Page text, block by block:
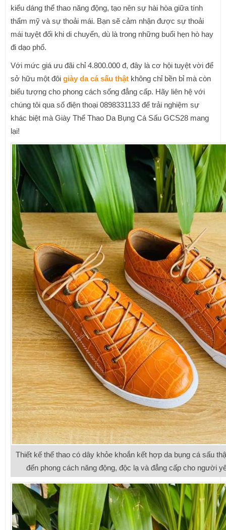
kiểu dáng thể thao năng động, tạo nên sự hài hòa giữa tính
thẩm mỹ và sự thoải mái. Bạn sẽ cảm nhận được sự thoải
mái tuyệt đối khi di chuyển, dù là trong những buổi hẹn hò hay
đi dạo phố.
Với mức giá ưu đãi chỉ 4.800.000 đ, đây là cơ hội tuyệt vời để
sở hữu một đôi giày da cá sấu thật không chỉ bền bỉ mà còn
biểu tượng cho phong cách sống đẳng cấp. Hãy liên hệ với
chúng tôi qua số điện thoại 0898331133 để trải nghiệm sự
khác biệt mà Giày Thể Thao Da Bụng Cá Sấu GCS28 mang
lại!
Thiết kế thể thao có dây khỏe khoắn kết hợp da bụng cá sấu
đến phong cách năng động, độc lạ và đẳng cấp cho người